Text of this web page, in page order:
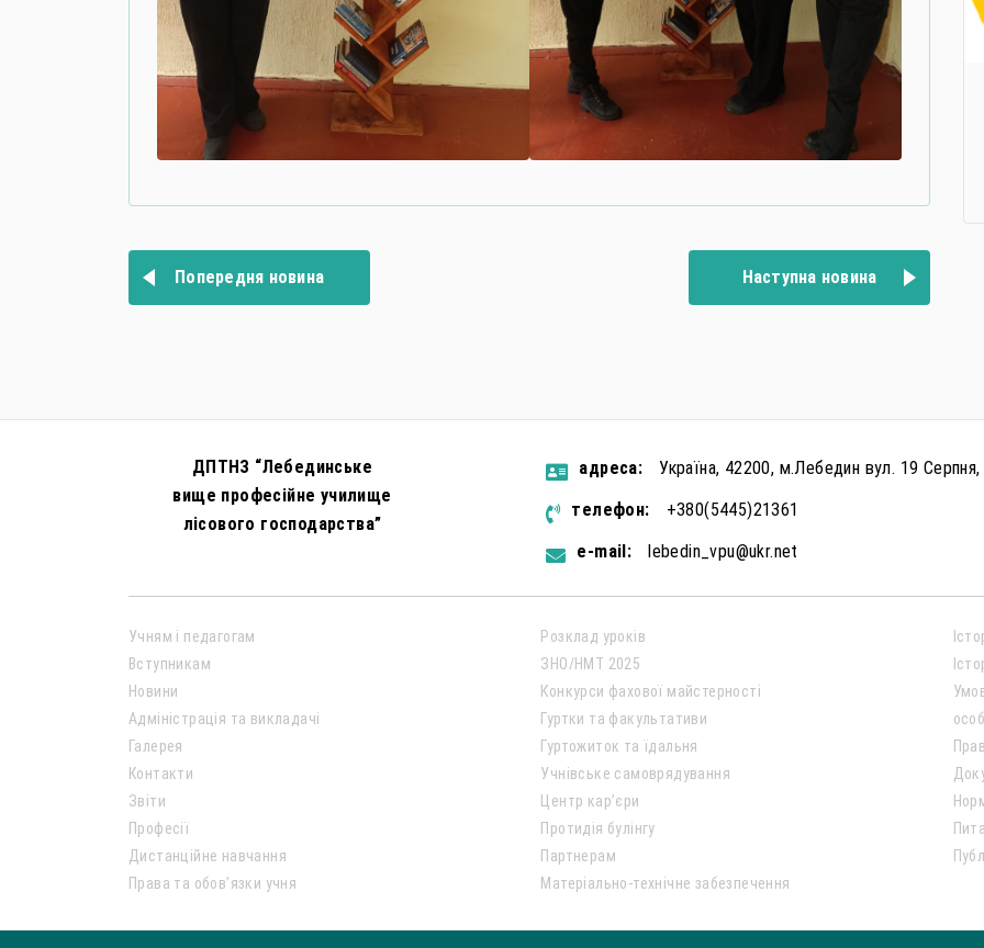
записівПопередня новина Наступна новина
ДПТНЗ “Лебединське
вище професійне училище
лісового господарства”
aдресa:
Україна, 42200, м.Лебедин вул. 19 Серпня,
телефон:
+380(5445)21361
e-mail:
lebedin_vpu@ukr.net
Учням і педагогам
Вступникам
Новини
Адміністрація та викладачі
Галерея
Контакти
Звіти
Професії
Дистанційне навчання
Права та обов’язки учня
Розклад уроків
ЗНО/НМТ 2025
Конкурси фахової майстерності
Гуртки та факультативи
Гуртожиток та їдальня
Учнівське самоврядування
Центр кар’єри
Протидія булінгу
Партнерам
Матеріально-технічне забезпечення